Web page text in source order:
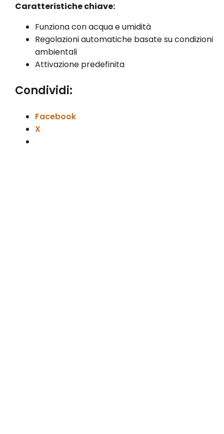
Caratteristiche chiave:
Funziona con acqua e umidità
Regolazioni automatiche basate su condizioni
ambientali
Attivazione predefinita
Condividi:
Facebook
X